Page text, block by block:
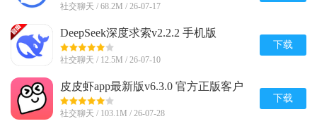
社交聊天 / 68.2M / 26-07-17
DeepSeek深度求索v2.2.2 手机版
社交聊天 / 12.5M / 26-07-10
下载
皮皮虾app最新版v6.3.0 官方正版客户
端
社交聊天 / 103.1M / 26-07-28
下载